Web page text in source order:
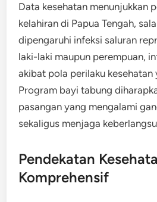
Data kesehatan menunjukkan
kelahiran di Papua Tengah,
dipengaruhi infeksi saluran
laki-laki maupun perempuan,
akibat pola perilaku kesehatan
Program bayi tabung
pasangan yang mengalami
sekaligus menjaga
Pendekatan
Komprehensif